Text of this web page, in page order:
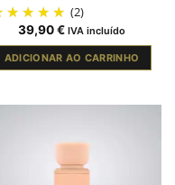
(2)
39,90€ IVA incluído
ADICIONAR AO CARRINHO